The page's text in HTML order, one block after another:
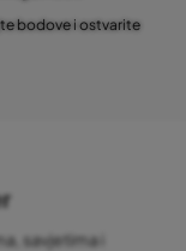
bodove i ostvarite
savjetima i